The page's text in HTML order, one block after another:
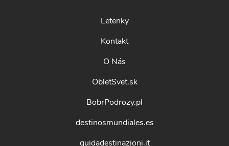
Letenky
Kontakt
O Nás
ObletSvet.sk
BobrPodrozy.pl
destinosmundiales.es
guidadestinazioni.it